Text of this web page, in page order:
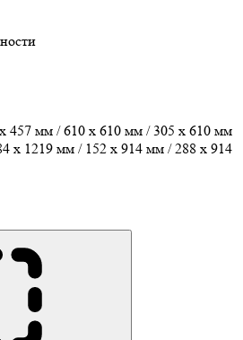
457 мм / 610 x 610 мм / 305 х 610 мм
x 1219 мм / 152 x 914 мм / 288 x 914